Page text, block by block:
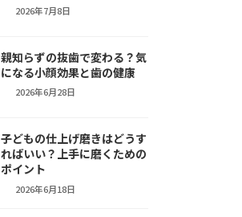
2026年7月8日
親知らずの抜歯で変わる？気
になる小顔効果と歯の健康
2026年6月28日
子どもの仕上げ磨きはどうす
ればいい？上手に磨くための
ポイント
2026年6月18日